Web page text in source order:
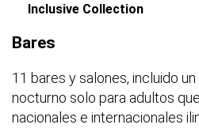
Inclusive Collection
Bares
11 bares y salones, incluido
nocturno solo para adultos
nacionales e internacionales